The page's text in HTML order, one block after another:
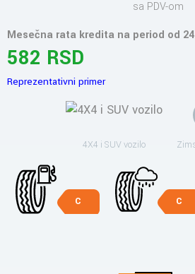
sa PDV-om
Mesečna rata kredita na period od
582 RSD
Reprezentativni primer
4X4 i SUV vozilo
C C